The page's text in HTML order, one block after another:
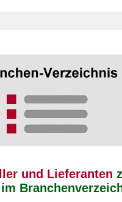
und Lieferanten